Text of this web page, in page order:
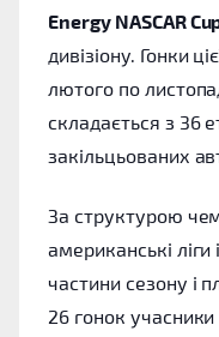
Energy NASCAR
дивізіону. Гонки
лютого по
складається з 36
закільцьованих
За структурою
американські ліги
частини сезону і
26 гонок